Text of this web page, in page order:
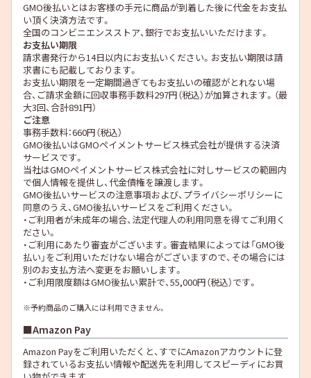
GMO後払いとはお客様の手元に商品が到着した後に代金をお支払
い頂く決済方法です。
全国のコンビニエンスストア、銀行でお支払いいただけます。
お支払い期限
請求書発行から14日以内にお支払いください。お支払い期限は請
求書にも記載しております。
お支払い期限を一定期間過ぎてもお支払いの確認がとれない場
合、ご請求金額に回収事務手数料297円（税込）が加算されます。（最
大3回、合計891円）
ご注意
事務手数料：660円（税込）
GMO後払いはGMOペイメントサービス株式会社が提供する決済
サービスです。
当社はGMOペイメントサービス株式会社に対しサービスの範囲内
で個人情報を提供し、代金債権を譲渡します。
GMO後払いサービスの注意事項および、プライバシーポリシーに
同意のうえ、GMO後払いサービスをご利用ください。
・ご利用者が未成年の場合、法定代理人の利用同意を得てご利用く
ださい。
・ご利用にあたり審査がございます。審査結果によっては「GMO後
払い」をご利用いただけない場合がございますので、その場合には
別のお支払方法へ変更をお願いします。
・ご利用限度額はGMO後払い累計で、55,000円（税込）です。
※予約商品のご購入には利用できません。
Amazon Pay
Amazon Payをご利用いただくと、すでにAmazonアカウントに登
録されているお支払い情報や配送先を利用してスピーディにお買